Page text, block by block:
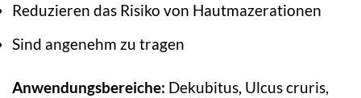
Reduzieren das Risiko von Hautmazerationen
Sind angenehm zu tragen
Anwendungsbereiche: Dekubitus, Ulcus cruris,